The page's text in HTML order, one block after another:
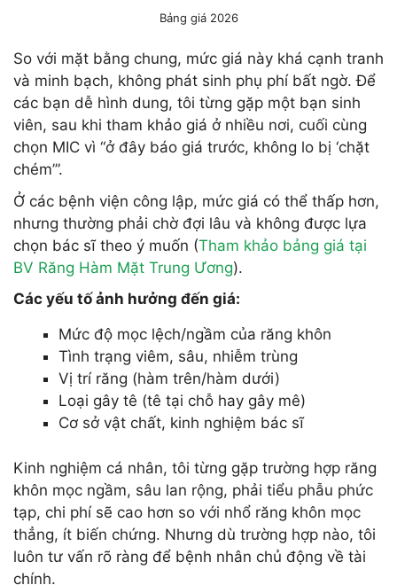
Bảng giá 2026
So với mặt bằng chung, mức giá này khá cạnh tranh
và minh bạch, không phát sinh phụ phí bất ngờ. Để
các bạn dễ hình dung, tôi từng gặp một bạn sinh
viên, sau khi tham khảo giá ở nhiều nơi, cuối cùng
chọn MIC vì “ở đây báo giá trước, không lo bị ‘chặt
chém’”.
Ở các bệnh viện công lập, mức giá có thể thấp hơn,
nhưng thường phải chờ đợi lâu và không được lựa
chọn bác sĩ theo ý muốn (Tham khảo bảng giá tại
BV Răng Hàm Mặt Trung Ương).
Các yếu tố ảnh hưởng đến giá:
Mức độ mọc lệch/ngầm của răng khôn
Tình trạng viêm, sâu, nhiễm trùng
Vị trí răng (hàm trên/hàm dưới)
Loại gây tê (tê tại chỗ hay gây mê)
Cơ sở vật chất, kinh nghiệm bác sĩ
Kinh nghiệm cá nhân, tôi từng gặp trường hợp răng
khôn mọc ngầm, sâu lan rộng, phải tiểu phẫu phức
tạp, chi phí sẽ cao hơn so với nhổ răng khôn mọc
thẳng, ít biến chứng. Nhưng dù trường hợp nào, tôi
luôn tư vấn rõ ràng để bệnh nhân chủ động về tài
chính.